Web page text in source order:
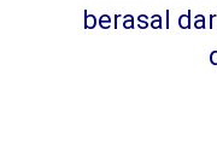
berasal